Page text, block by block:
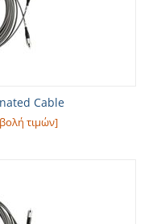
Cable
τιμών]